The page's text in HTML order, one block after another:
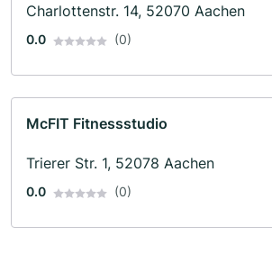
Charlottenstr. 14, 52070 Aachen
0.0 (0)
McFIT Fitnessstudio
Trierer Str. 1, 52078 Aachen
0.0 (0)